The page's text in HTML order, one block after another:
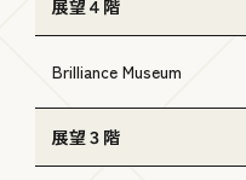
展望４階
Brilliance Museum
展望３階